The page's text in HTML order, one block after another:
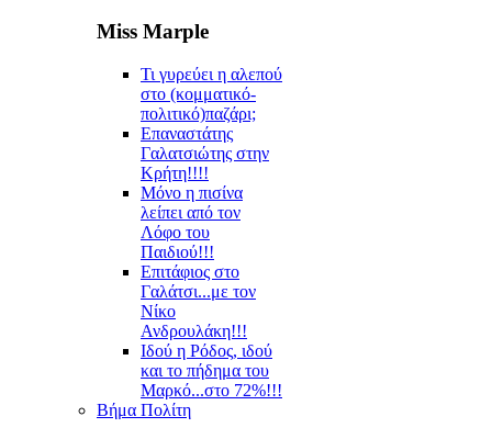
Miss Marple
Τι γυρεύει η αλεπού
στο (κομματικό-
πολιτικό)παζάρι;
Επαναστάτης
Γαλατσιώτης στην
Κρήτη!!!!
Μόνο η πισίνα
λείπει από τον
Λόφο του
Παιδιού!!!
Επιτάφιος στο
Γαλάτσι...με τον
Νίκο
Ανδρουλάκη!!!
Ιδού η Ρόδος, ιδού
και το πήδημα του
Μαρκό...στο 72%!!!
Βήμα Πολίτη